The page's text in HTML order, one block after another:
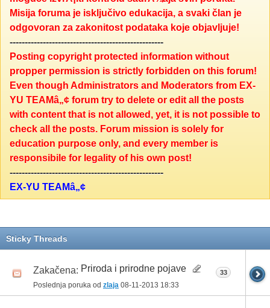
Misija foruma je isključivo edukacija, a svaki član je
odgovoran za zakonitost podataka koje objavljuje!
---------------------------------------------------
Posting copyright protected information without
propper permission is strictly forbidden on this forum!
Even though Administrators and Moderators from EX-
YU TEAMâ„¢ forum try to delete or edit all the posts
with content that is not allowed, yet, it is not possible to
check all the posts. Forum mission is solely for
education purpose only, and every member is
responsibile for legality of his own post!
---------------------------------------------------
EX-YU TEAMâ„¢
Sticky Threads
Zakačena: Priroda i prirodne pojave
Poslednja poruka od zlaja 08-11-2013 18:33
33